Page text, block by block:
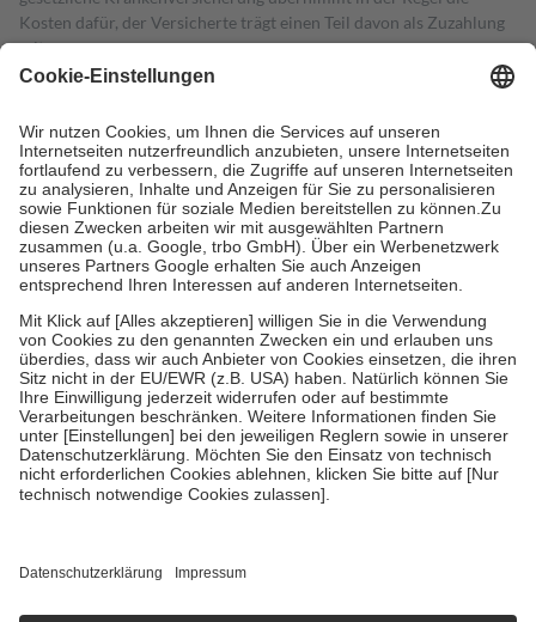
Kosten dafür, der Versicherte trägt einen Teil davon als Zuzahlung
mit.
Grundsätzlich leisten Mitglieder Zuzahlungen in Höhe von zehn
höchstens zehn Euro.
Es sind jedoch nie mehr als die tatsächlichen
Kosten der Leistung zu entrichten.
Diese Regeln gelten grundsätzlich auch für Online-Apotheken.
Bei Heilmitteln und häuslicher Krankenpflege beträgt die
Zuzahlung zehn Prozent der Kosten sowie zehn Euro je
Verordnung.
Um das Engagement der Versicherten für ihre eigene Gesundheit zu
stärken und die besondere Stellung der Familie zu unterstützen,
fallenkeine Zuzahlungenan bei:
• Kindern und Jugendlichen bis zum vollendeten 18. Lebensjahr
mit Ausnahme der Fahrkosten
• Untersuchungen zur Vorsorge und Früherkennung, die von der
GKV getragen werden
• empfohlenen Schutzimpfungen
• Harn- und Blutteststreifen
getroffen, um sicherzustellen, dass es sich um echte Bewertungen